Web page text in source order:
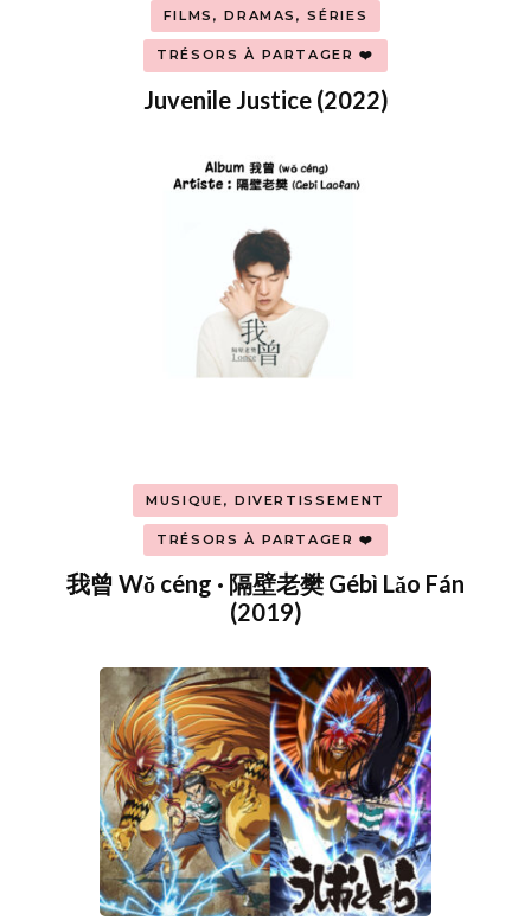
FILMS, DRAMAS, SÉRIES
TRÉSORS À PARTAGER ❤️
Juvenile Justice (2022)
MUSIQUE, DIVERTISSEMENT
TRÉSORS À PARTAGER ❤️
我曾 Wǒ céng · 隔壁老樊 Gébì Lǎo Fán
(2019)